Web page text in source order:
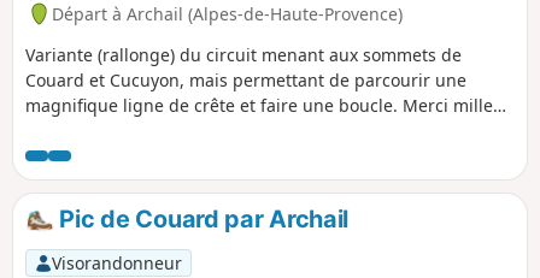
Départ à Archail (Alpes-de-Haute-Provence)
Variante (rallonge) du circuit menant aux sommets de
Couard et Cucuyon, mais permettant de parcourir une
magnifique ligne de crête et faire une boucle. Merci mille
Couard qui m'a fait cette brillante suggestion.
Pic de Couard par Archail
Visorandonneur